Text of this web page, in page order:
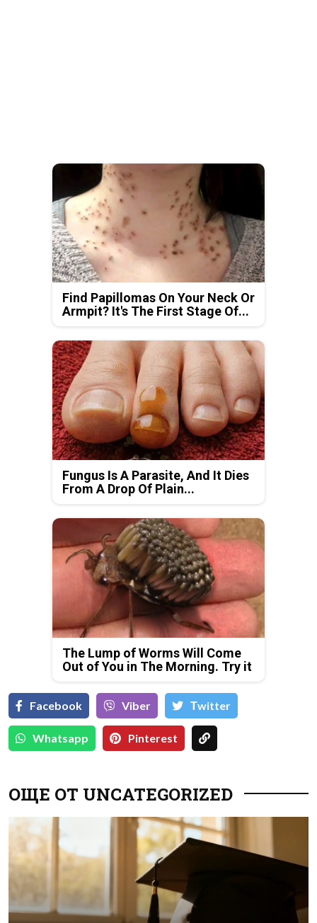
Find Papillomas On Your Neck Or
Armpit? It's The First Stage Of...
Fungus Is A Parasite, And It Dies
From A Drop Of Plain...
The Lump of Worms Will Come
Out of You in The Morning. Try it
Facebook Viber Тwitter
Whatsapp Pinterest
ОЩЕ ОТ UNCATEGORIZED